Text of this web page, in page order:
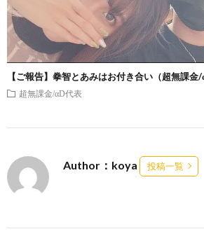
【ご報告】拳智とあみはお付き合い（超無課金/
超無課金/αD代表
Author：koya 投稿一覧